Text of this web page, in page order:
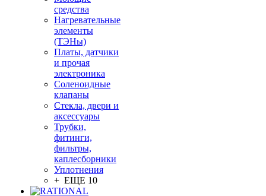
средства
Нагревательные
элементы
(ТЭНы)
Платы, датчики
и прочая
электроника
Соленоидные
клапаны
Стекла, двери и
аксессуары
Трубки,
фитинги,
фильтры,
каплесборники
Уплотнения
+ ЕЩЕ 10